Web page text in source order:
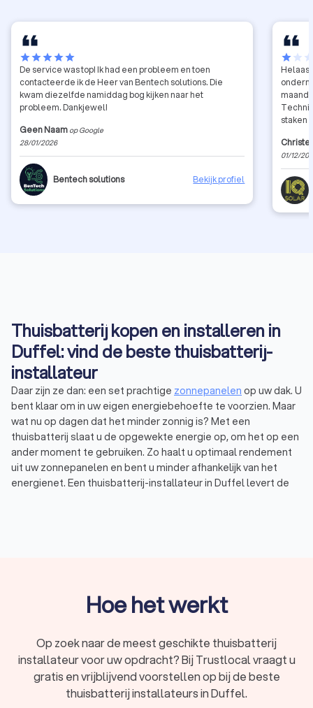
starstarstarstarstar
De service was top! Ik had een probleem en toen
contacteerde ik de Heer van Bentech solutions. Die
kwam diezelfde namiddag bog kijken naar het
probleem. Dankjewel!
Geen Naam op Google
28/01/2026
Bentech solutions Bekijk profiel
starstar
Helaas
staken
175
enkele
01/12/
Thuisbatterij kopen en installeren in
Duffel: vind de beste thuisbatterij-
installateur
Daar zijn ze dan: een set prachtige zonnepanelen op uw dak. U
bent klaar om in uw eigen energiebehoefte te voorzien. Maar
wat nu op dagen dat het minder zonnig is? Met een
thuisbatterij slaat u de opgewekte energie op, om het op een
ander moment te gebruiken. Zo haalt u optimaal rendement
uit uw zonnepanelen en bent u minder afhankelijk van het
energienet. Een thuisbatterij-installateur in Duffel levert de
score van een 8.9, gebaseerd op deze factoren. Zo bent u
de ervaringen van anderen in maar liefst 4,894 reviews, vraag
offertes aan en kies eenvoudig de beste thuisbatterij-
installateur.
Hoe het werkt
Op zoek naar de meest geschikte thuisbatterij
installateur voor uw opdracht? Bij Trustlocal vraagt u
gratis en vrijblijvend voorstellen op bij de beste
thuisbatterij installateurs in Duffel.